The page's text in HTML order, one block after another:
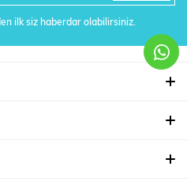
ilk siz haberdar olabilirsiniz.